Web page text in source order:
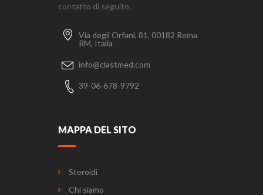
contatto di seguito.
Via degli Orfani, 81, 00182 Roma
RM, Italia
info@clastmed.com
39-06-678-9792
MAPPA DEL SITO
Steroidi
Chi siamo